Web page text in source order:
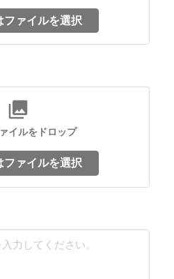
ファイルを選択
イルをドロップ
ファイルを選択